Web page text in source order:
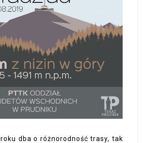
dba o różnorodność trasy, tak